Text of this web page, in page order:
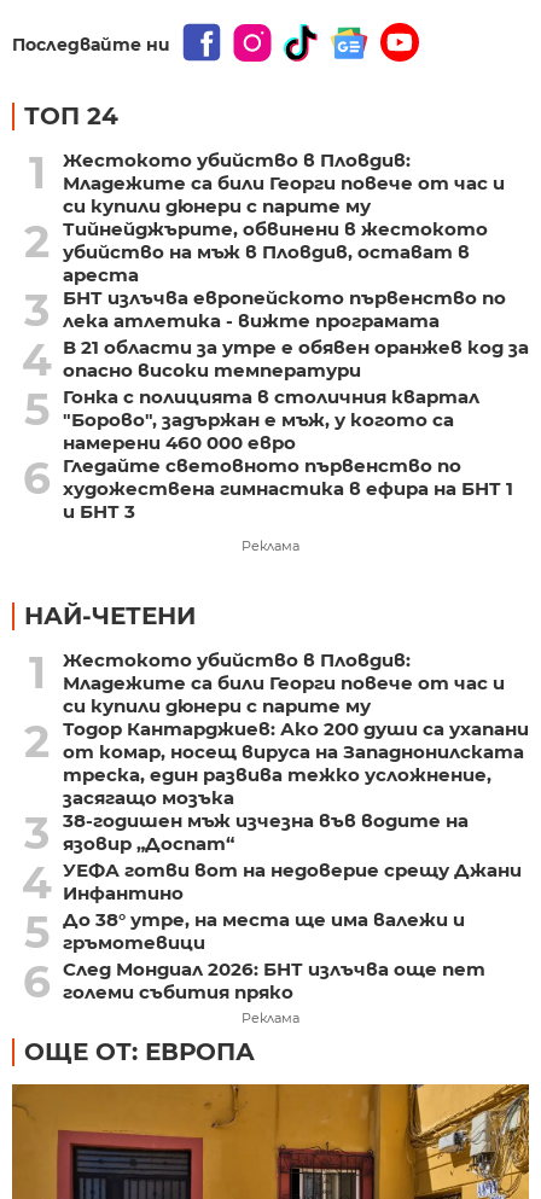
Последвайте ни
ТОП 24
1
Жестокото убийство в Пловдив:
Младежите са били Георги повече от час и
си купили дюнери с парите му
2
Тийнейджърите, обвинени в жестокото
убийство на мъж в Пловдив, остават в
ареста
3
БНТ излъчва европейското първенство по
лека атлетика - вижте програмата
4 В 21 области за утре е обявен оранжев код за
опасно високи температури
5
Гонка с полицията в столичния квартал
"Борово", задържан е мъж, у когото са
намерени 460 000 евро
6
Гледайте световното първенство по
художествена гимнастика в ефира на БНТ 1
и БНТ 3
Реклама
НАЙ-ЧЕТЕНИ
1
Жестокото убийство в Пловдив:
Младежите са били Георги повече от час и
си купили дюнери с парите му
2
Тодор Кантарджиев: Ако 200 души са ухапани
от комар, носещ вируса на Западнонилската
треска, един развива тежко усложнение,
засягащо мозъка
3
38-годишен мъж изчезна във водите на
язовир „Доспат“
4 УЕФА готви вот на недоверие срещу Джани
Инфантино
5 До 38° утре, на места ще има валежи и
гръмотевици
6 След Мондиал 2026: БНТ излъчва още пет
големи събития пряко
Реклама
ОЩЕ ОТ: ЕВРОПА